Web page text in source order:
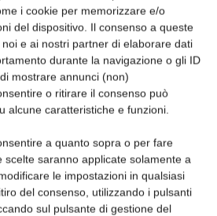
i cookie per memorizzare e/o
del dispositivo. Il consenso a queste
e ai nostri partner di elaborare dati
durante la navigazione o gli ID
mostrare annunci (non)
o ritirare il consenso può
alcune caratteristiche e funzioni.
a quanto sopra o per fare
scelte saranno applicate solamente a
le impostazioni in qualsiasi
del consenso, utilizzando i pulsanti
sul pulsante di gestione del
Articolo successivo
Gli USA contestano l’apertura
del Canada ai formaggi Ue